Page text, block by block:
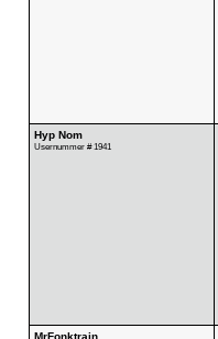
Hyp Nom
Usernummer # 1941
MrFonktrain